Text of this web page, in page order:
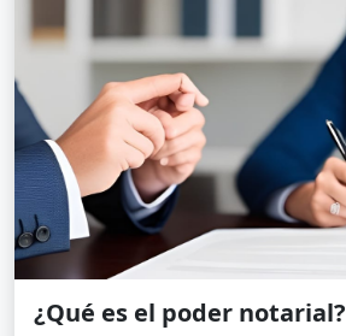
¿Qué es el poder notarial?